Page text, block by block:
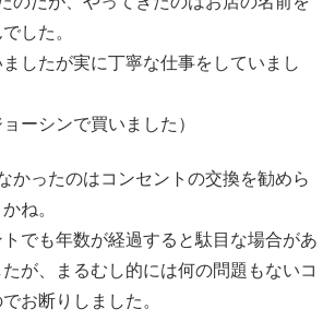
した。
したが実に丁寧な仕事をしていまし
ーシンで買いました）
かったのはコンセントの交換を勧めら
ね。
でも年数が経過すると駄目な場合があ
が、まるむし的には何の問題もないコ
お断りしました。